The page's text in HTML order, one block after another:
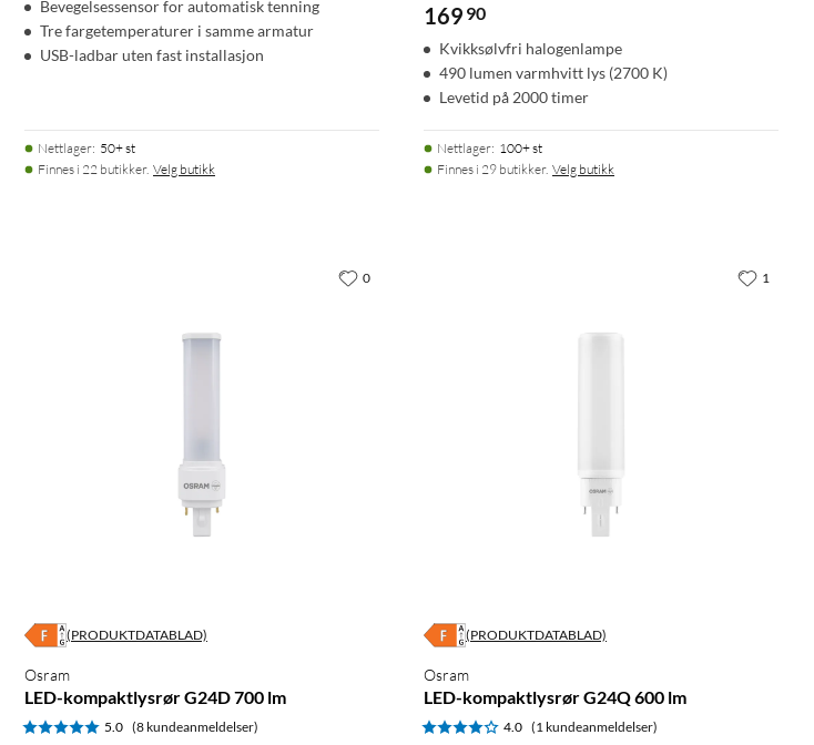
Bevegelsessensor for automatisk tenning
Tre fargetemperaturer i samme armatur
USB-ladbar uten fast installasjon
Nettlager: 50+ st
Finnes i 22 butikker. Velg butikk
169 90
Kvikksølvfri halogenlampe
490 lumen varmhvitt lys (2700 K)
Levetid på 2000 timer
Nettlager: 100+ st
Finnes i 29 butikker. Velg butikk
(PRODUKTDATABLAD)
Osram
LED-kompaktlysrør G24D 700 lm
5.0 (8 kundeanmeldelser)
0
(PRODUKTDATABLAD)
Osram
LED-kompaktlysrør G24Q 600 lm
4.0 (1 kundeanmeldelser)
1